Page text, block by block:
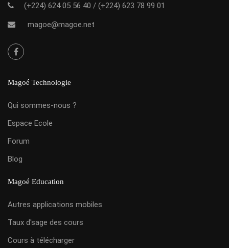
(+224) 624 05 56 40 / (+224) 623 78 99 01
magoe@magoe.net
Magoé Technologie
Qui sommes-nous ?
Espace Ecole
Forum
Blog
Magoé Education
Autres applications mobiles
Taux d'sage des cours
Cours à télécharger